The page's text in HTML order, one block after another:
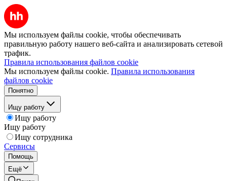
Мы используем файлы cookie, чтобы обеспечивать
правильную работу нашего веб-сайта и анализировать сетевой
трафик.
Правила использования файлов cookie
Мы используем файлы cookie. Правила использования
файлов cookie
Понятно
Ищу работу
Ищу работу
Ищу работу
Ищу сотрудника
Сервисы
Помощь
Ещё